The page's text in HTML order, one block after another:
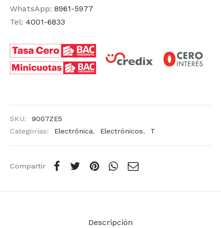
WhatsApp: 8961-5977
Tel: 4001-6833
SKU:
9007ZE5
Categorías:
Electrónica, Electrónicos, T
Compartir
Descripción